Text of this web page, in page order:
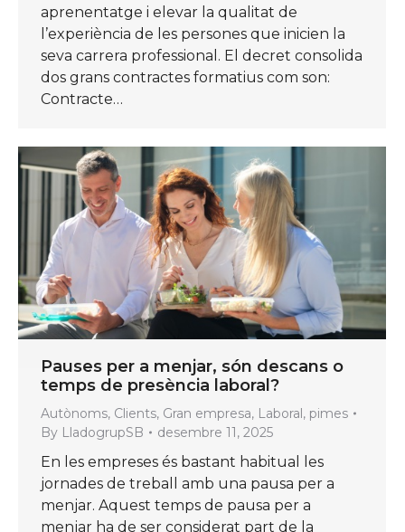
aprenentatge i elevar la qualitat de
l’experiència de les persones que inicien la
seva carrera professional. El decret consolida
dos grans contractes formatius com son:
Contracte…
Pauses per a menjar, són descans o
temps de presència laboral?
Autònoms, Clients, Gran empresa, Laboral, pimes
By LladogrupSB desembre 11, 2025
En les empreses és bastant habitual les
jornades de treball amb una pausa per a
menjar. Aquest temps de pausa per a
menjar ha de ser considerat part de la